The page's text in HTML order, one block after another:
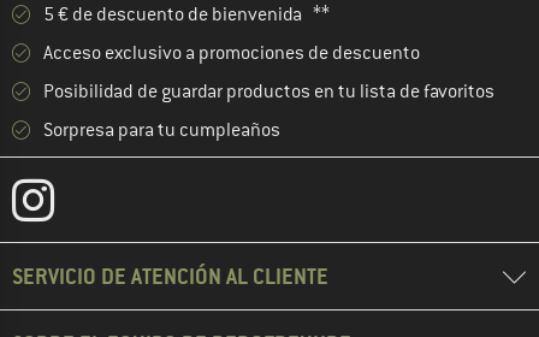
5 € de descuento de bienvenida **
Acceso exclusivo a promociones de descuento
Posibilidad de guardar productos en tu lista de favoritos
Sorpresa para tu cumpleaños
SERVICIO DE ATENCIÓN AL CLIENTE